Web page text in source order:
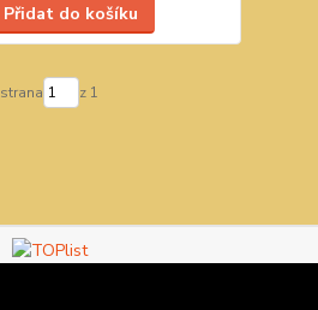
Přidat do košíku
strana z 1